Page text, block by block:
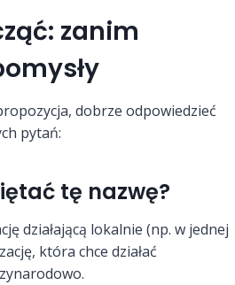
zanim
dobrze odpowiedzieć
pytań:
tę nazwę?
działającą lokalnie (np. w jednej
która chce działać